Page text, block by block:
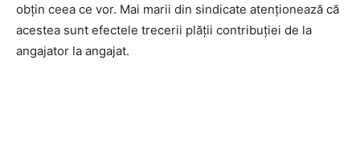
obțin ceea ce vor. Mai marii din sindicate atenționează că
acestea sunt efectele trecerii plății contribuției de la
angajator la angajat.